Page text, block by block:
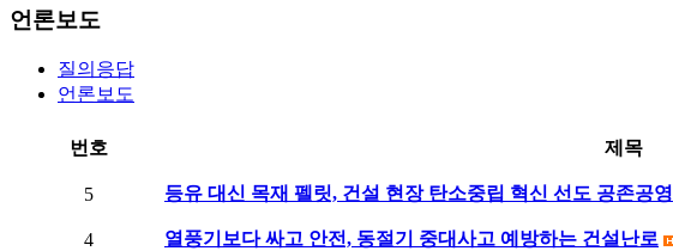
언론보도
질의응답
언론보도
번호 제목
5 등유 대신 목재 펠릿, 건설 현장 탄소중립 혁신 선도 공존공영
4 열풍기보다 싸고 안전, 동절기 중대사고 예방하는 건설난로